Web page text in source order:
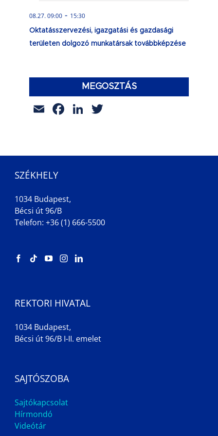
08.27. 09:00 - 15:30
Oktatásszervezési, igazgatási és gazdasági
területen dolgozó munkatársak továbbképzése
MEGOSZTÁS
EmailFacebook
LinkedIn
SZÉKHELY
1034 Budapest,
Bécsi út 96/B
Telefon: +36 (1) 666-5500
REKTORI HIVATAL
1034 Budapest,
Bécsi út 96/B I-II. emelet
SAJTÓSZOBA
Sajtókapcsolat
Hírmondó
Videótár